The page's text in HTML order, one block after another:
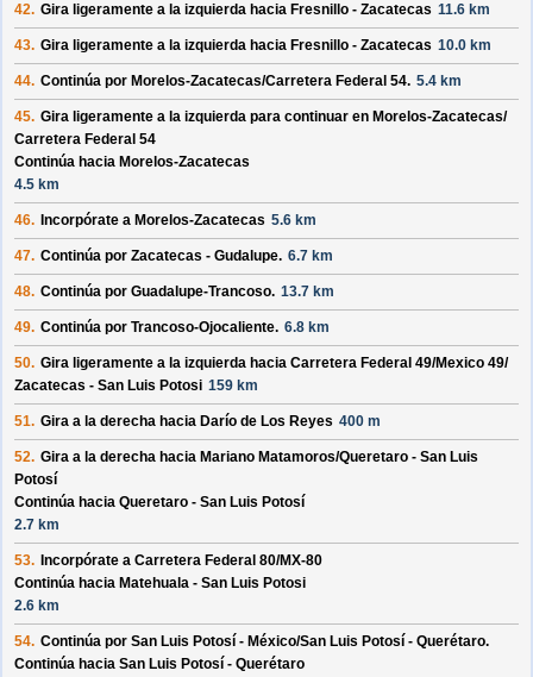
42. Gira ligeramente a la izquierda hacia Fresnillo - Zacatecas 11.6 km
43. Gira ligeramente a la izquierda hacia Fresnillo - Zacatecas 10.0 km
44. Continúa por Morelos-Zacatecas/Carretera Federal 54. 5.4 km
45. Gira ligeramente a la izquierda para continuar en Morelos-Zacatecas/
Carretera Federal 54
Continúa hacia Morelos-Zacatecas
4.5 km
46. Incorpórate a Morelos-Zacatecas 5.6 km
47. Continúa por Zacatecas - Gudalupe. 6.7 km
48. Continúa por Guadalupe-Trancoso. 13.7 km
49. Continúa por Trancoso-Ojocaliente. 6.8 km
50. Gira ligeramente a la izquierda hacia Carretera Federal 49/Mexico 49/
Zacatecas - San Luis Potosi 159 km
51. Gira a la derecha hacia Darío de Los Reyes 400 m
52. Gira a la derecha hacia Mariano Matamoros/Queretaro - San Luis
Potosí
Continúa hacia Queretaro - San Luis Potosí
2.7 km
53. Incorpórate a Carretera Federal 80/MX-80
Continúa hacia Matehuala - San Luis Potosi
2.6 km
54. Continúa por San Luis Potosí - México/San Luis Potosí - Querétaro.
Continúa hacia San Luis Potosí - Querétaro